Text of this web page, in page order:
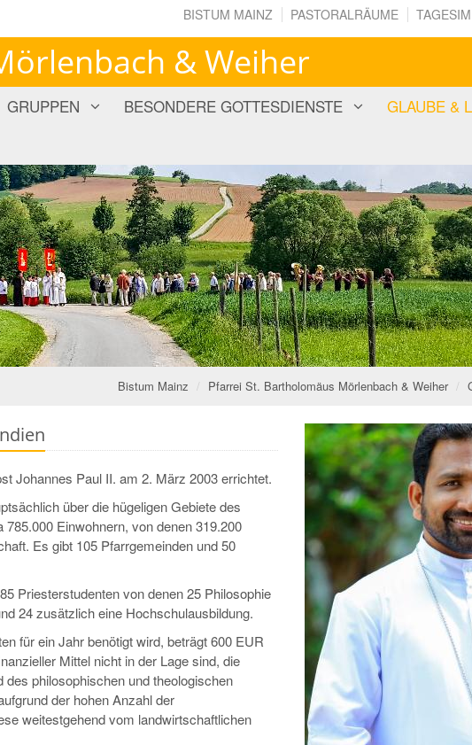
BISTUM MAINZ PASTORALRÄUME
& Weiher
GRUPPEN BESONDERE GOTTESDIENSTE
GLAUBE &
Bistum Mainz Pfarrei St. Bartholomäus Mörlenbach & Weiher
Johannes Paul II. am 2. März 2003 errichtet.
über die hügeligen Gebiete des
Einwohnern, von denen 319.200
Es gibt 105 Pfarrgemeinden und 50
Priesterstudenten von denen 25 Philosophie
24 zusätzlich eine Hochschulausbildung.
für ein Jahr benötigt wird, beträgt 600 EUR
Mittel nicht in der Lage sind, die
philosophischen und theologischen
der hohen Anzahl der
weitestgehend vom landwirtschaftlichen